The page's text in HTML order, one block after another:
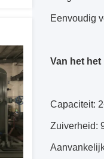
Eenvoudig
Van het
Capaciteit:
Zuiverheid: